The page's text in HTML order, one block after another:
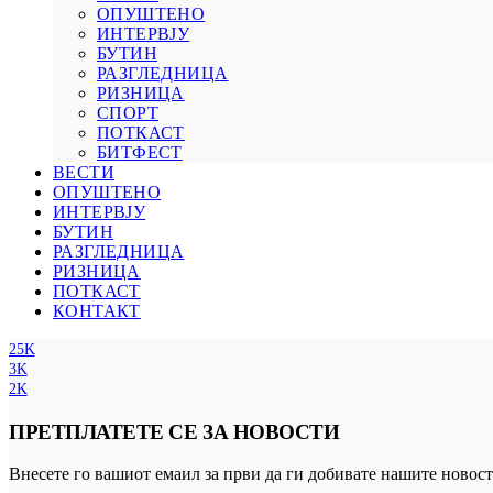
ОПУШТЕНО
ИНТЕРВЈУ
БУТИН
РАЗГЛЕДНИЦА
РИЗНИЦА
СПОРТ
ПОТКАСТ
БИТФЕСТ
ВЕСТИ
ОПУШТЕНО
ИНТЕРВЈУ
БУТИН
РАЗГЛЕДНИЦА
РИЗНИЦА
ПОТКАСТ
КОНТАКТ
25K
3K
2K
ПРЕТПЛАТЕТЕ СЕ ЗА НОВОСТИ
Внесете го вашиот емаил за први да ги добивате нашите